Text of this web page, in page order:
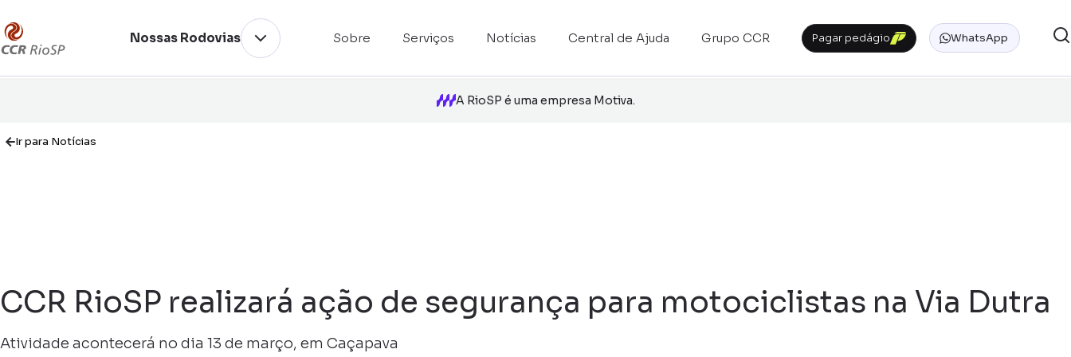
Nossas Rodovias Sobre Serviços Notícias Central de Ajuda Grupo CCR Pagar pedágio WhatsApp
A RioSP é uma empresa Motiva.
Ir para Notícias
CCR RioSP realizará ação de segurança para motociclistas na Via Dutra
Atividade acontecerá no dia 13 de março, em Caçapava